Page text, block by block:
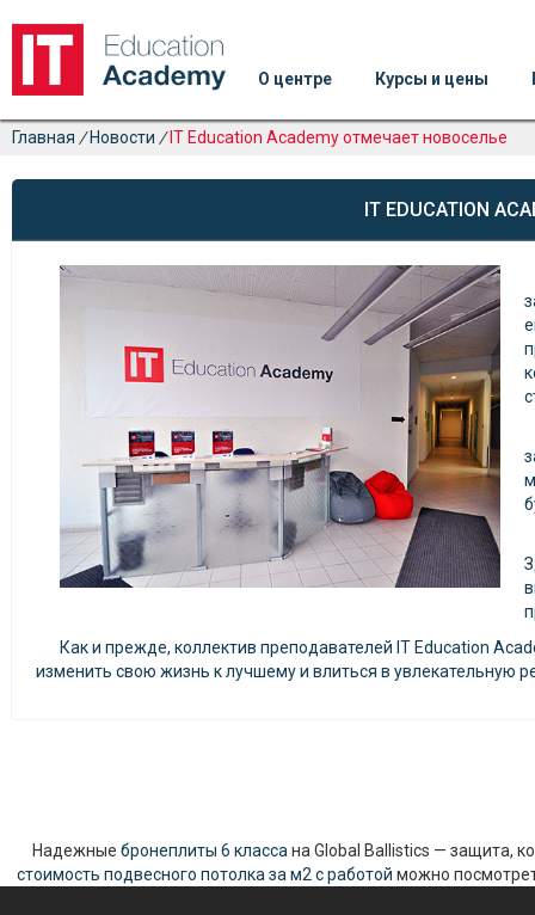
О центре Курсы и цены
Главная / Новости / IT Education Academy отмечает новоселье
IT EDUCATION
Как и прежде, коллектив преподавателей IT Education
изменить свою жизнь к лучшему и влиться в увлекательную
Надежные бронеплиты 6 класса на Global Ballistics — защита,
стоимость подвесного потолка за м2 с работой можно